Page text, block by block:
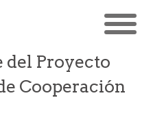
del Proyecto
Cooperación